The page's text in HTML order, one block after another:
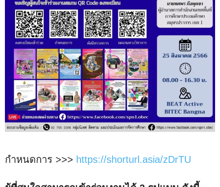
กำหนดการ >>> https://shorturl.asia/zDrTU